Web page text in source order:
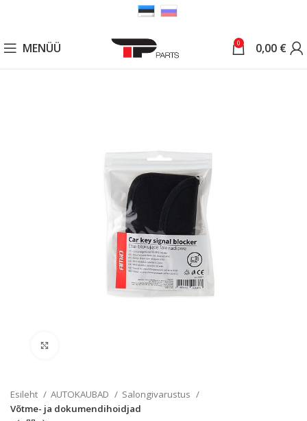
MENÜÜ 0 0,00 €
Esileht AUTOKAUBAD
Salongivarustus
Võtme- ja dokumendihoidjad